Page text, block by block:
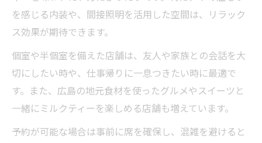
を感じる内装や、間接照明を活用した空間は、リラック
ス効果が期待できます。
個室や半個室を備えた店舗は、友人や家族との会話を大
切にしたい時や、仕事帰りに一息つきたい時に最適で
す。また、広島の地元食材を使ったグルメやスイーツと
一緒にミルクティーを楽しめる店舗も増えています。
予約が可能な場合は事前に席を確保し、混雑を避けると